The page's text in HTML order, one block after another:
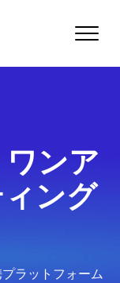
Toggle
ンア
ング
ラットフォーム